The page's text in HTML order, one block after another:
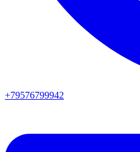
+79576799942